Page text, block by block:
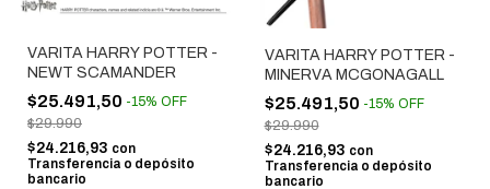
VARITA HARRY POTTER -
NEWT SCAMANDER
$25.491,50 -15% OFF
$29.990
$24.216,93 con
Transferencia o depósito
bancario
VARITA HARRY POTTER -
MINERVA MCGONAGALL
$25.491,50 -15% OFF
$29.990
$24.216,93 con
Transferencia o depósito
bancario